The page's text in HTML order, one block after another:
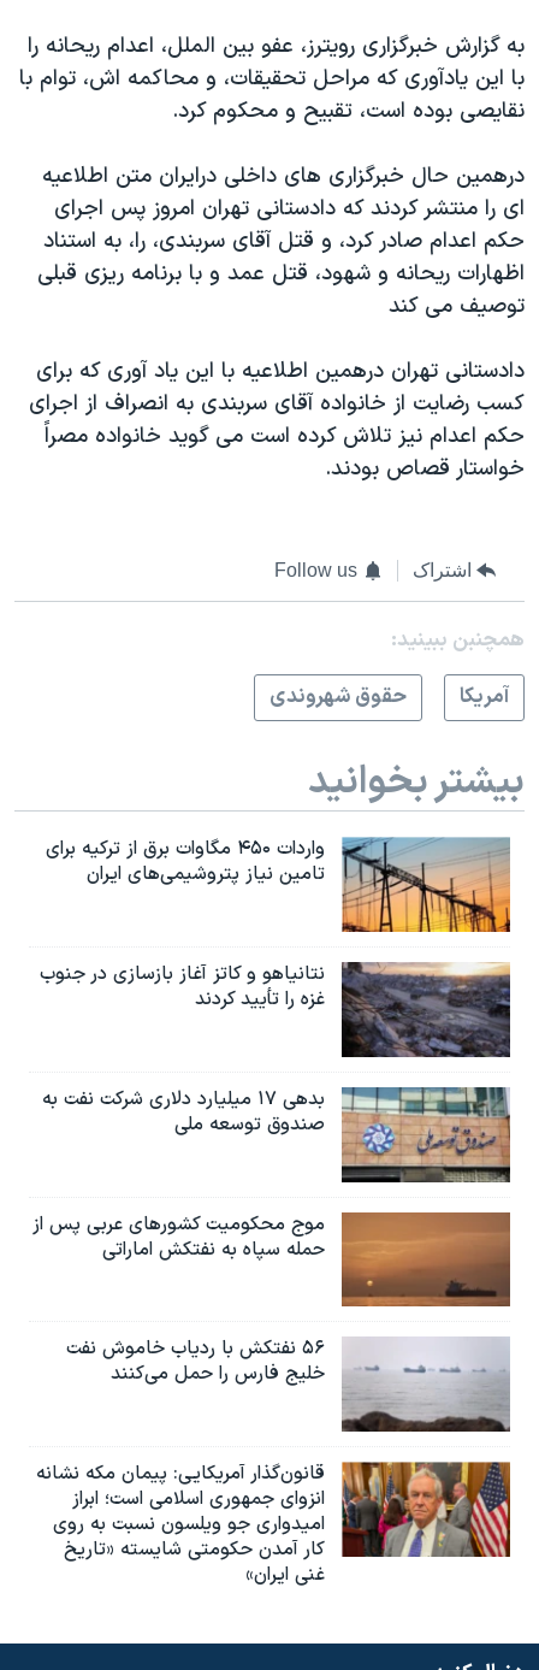
به گزارش خبرگزاری رویترز، عفو بین الملل، اعدام ریحانه را
با این یادآوری که مراحل تحقیقات، و محاکمه اش، توام با
نقایصی بوده است، تقبیح و محکوم کرد.
درهمین حال خبرگزاری های داخلی درایران متن اطلاعیه
ای را منتشر کردند که دادستانی تهران امروز پس اجرای
حکم اعدام صادر کرد، و قتل آقای سربندی، را، به استناد
اظهارات ریحانه و شهود، قتل عمد و با برنامه ریزی قبلی
توصیف می کند
دادستانی تهران درهمین اطلاعیه با این یاد آوری که برای
کسب رضایت از خانواده آقای سربندی به انصراف از اجرای
حکم اعدام نیز تلاش کرده است می گوید خانواده مصراً
خواستار قصاص بودند.
اشتراک Follow us
همچنبن ببینید:
آمريکا
حقوق شهروندی
بیشتر بخوانید
واردات ۴۵۰ مگاوات برق از ترکیه برای
تامین نیاز پتروشیمی‌های ایران
نتانیاهو و کاتز آغاز بازسازی در جنوب
غزه را تأیید کردند
بدهی ۱۷ میلیارد دلاری شرکت نفت به
صندوق توسعه ملی
موج محکومیت کشورهای عربی پس از
حمله سپاه به نفتکش اماراتی
۵۶ نفتکش با ردیاب خاموش نفت
خلیج فارس را حمل می‌کنند
قانون‌گذار آمریکایی: پیمان مکه نشانه
انزوای جمهوری اسلامی است؛ ابراز
امیدواری جو ویلسون نسبت به روی
کار آمدن حکومتی شایسته «تاریخ
غنی ایران»